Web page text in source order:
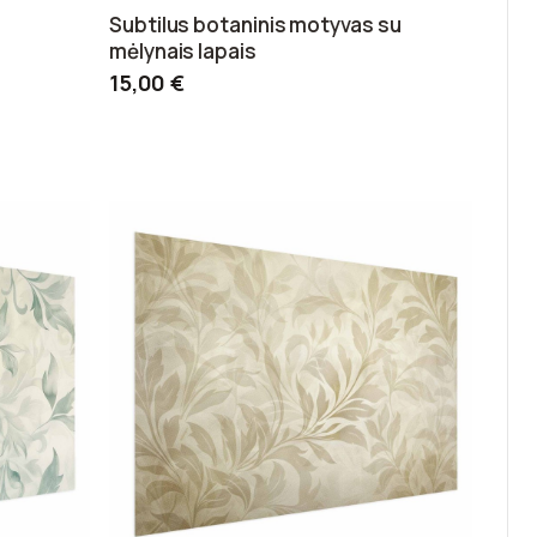
Subtilus botaninis motyvas su
mėlynais lapais
15,00 €